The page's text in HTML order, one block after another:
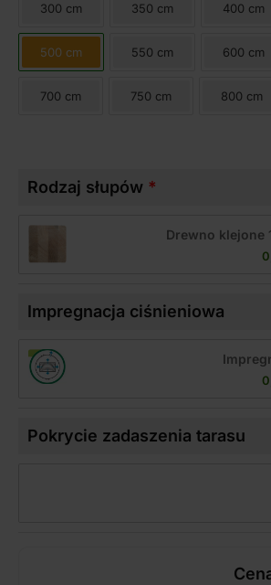
300 cm 350 cm 400 cm
500 cm 550 cm 600 cm
700 cm 750 cm 800 cm
Rodzaj słupów
Drewno klejone
Impregnacja ciśnieniowa
Pokrycie zadaszenia tarasu